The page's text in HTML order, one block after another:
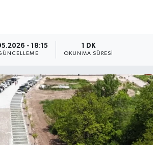
- 18:15 1 DK
OKUNMA SÜRESI